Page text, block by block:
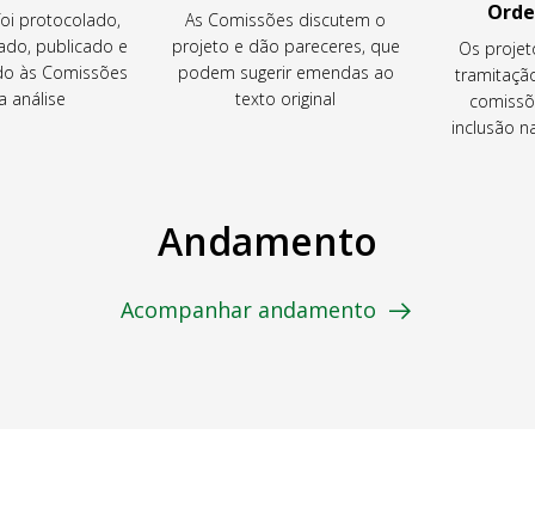
protocolado,
publicado e
às Comissões
análise
As Comissões discutem o
projeto e dão pareceres, que
podem sugerir emendas ao
texto original
Os
inclusão
Andamento
Acompanhar andamento